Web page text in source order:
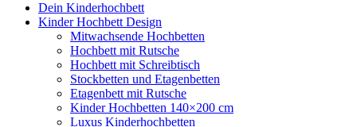
Dein Kinderhochbett
Kinder Hochbett Design
Mitwachsende Hochbetten
Hochbett mit Rutsche
Hochbett mit Schreibtisch
Stockbetten und Etagenbetten
Etagenbett mit Rutsche
Kinder Hochbetten 140×200 cm
Luxus Kinderhochbetten